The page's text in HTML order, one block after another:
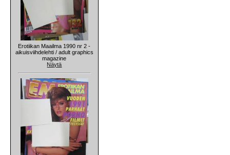
Erotiikan Maailma 1990 nr 2 -
aikuisviihdelehti / adult graphics
magazine
Näytä